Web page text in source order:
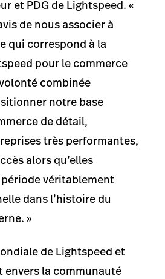
et PDG de Lightspeed. «
de nous associer à
qui correspond à la
pour le commerce
combinée
notre base
de détail,
très performantes,
alors qu’elles
période véritablement
dans l’histoire du
»
de Lightspeed et
envers la communauté